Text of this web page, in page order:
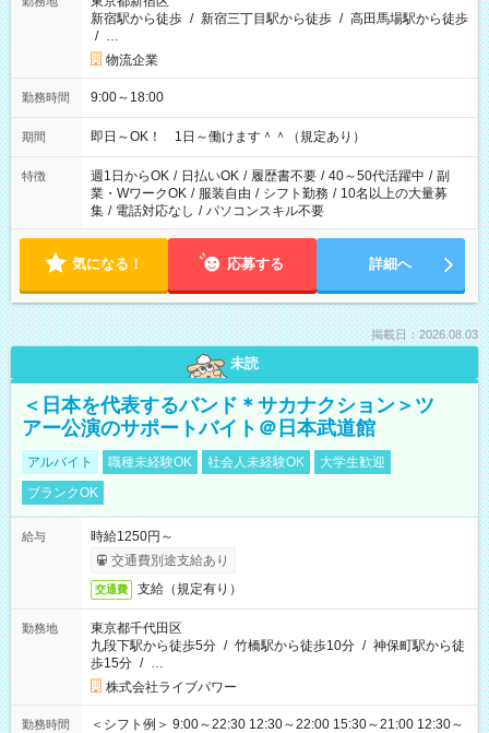
新宿駅から徒歩 / 新宿三丁目駅から徒歩 / 高田馬場駅から徒歩
/ …
物流企業
勤務時間 9:00～18:00
期間 即日～OK！ 1日～働けます＾＾（規定あり）
特徴 週1日からOK / 日払いOK / 履歴書不要 / 40～50代活躍中 / 副
業・WワークOK / 服装自由 / シフト勤務 / 10名以上の大量募
集 / 電話対応なし / パソコンスキル不要
気になる！ 応募する 詳細へ
掲載日：2026.08.03
未読
＜日本を代表するバンド＊サカナクション＞ツ
アー公演のサポートバイト＠日本武道館
アルバイト 職種未経験OK 社会人未経験OK
大学生歓迎
ブランクOK
給与
時給1250円～
交通費別途支給あり
交通費 支給（規定有り）
勤務地
東京都千代田区
九段下駅から徒歩5分 / 竹橋駅から徒歩10分 / 神保町駅から徒
歩15分 / …
株式会社ライブパワー
勤務時間
＜シフト例＞ 9:00～22:30 12:30～22:00 15:30～21:00 12:30～